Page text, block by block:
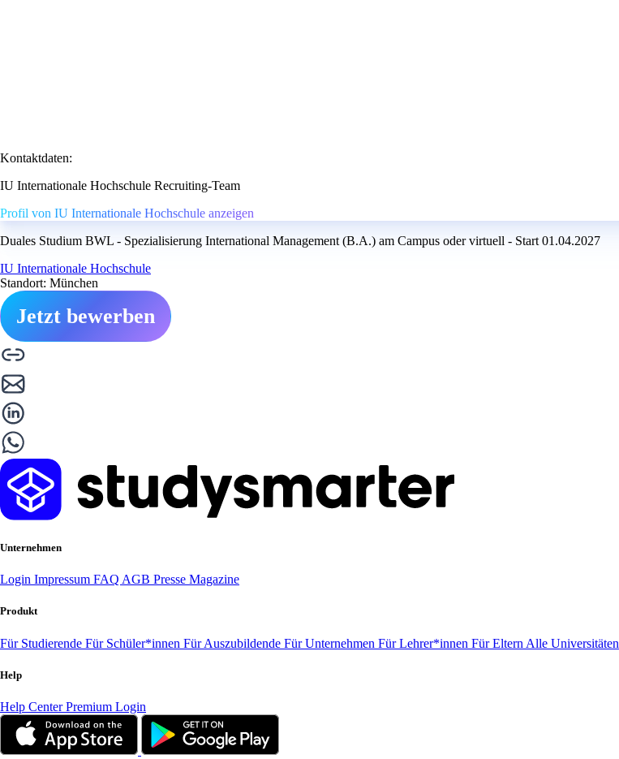
Kontaktdaten:
IU Internationale Hochschule Recruiting-Team
Profil von IU Internationale Hochschule anzeigen
Duales Studium BWL - Spezialisierung International Management (B.A.) am Campus oder virtuell - Start 01.04.2027
IU Internationale Hochschule
Standort: München
Jetzt bewerben
Unternehmen
Login Impressum FAQ AGB Presse Magazine
Produkt
Für Studierende Für Schüler*innen Für Auszubildende Für Unternehmen Für Lehrer*innen Für Eltern Alle Universitäten
Help
Help CenterPremium Login